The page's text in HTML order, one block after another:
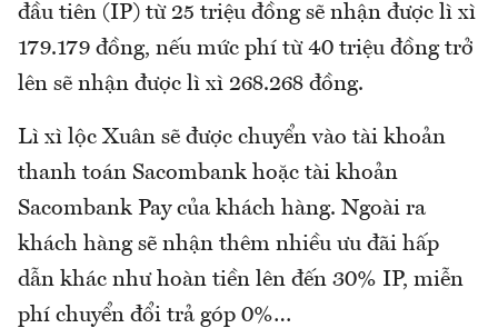
đầu tiên (IP) từ 25 triệu đồng sẽ nhận được lì xì
179.179 đồng, nếu mức phí từ 40 triệu đồng trở
lên sẽ nhận được lì xì 268.268 đồng.
Lì xì lộc Xuân sẽ được chuyển vào tài khoản
thanh toán Sacombank hoặc tài khoản
Sacombank Pay của khách hàng. Ngoài ra
khách hàng sẽ nhận thêm nhiều ưu đãi hấp
dẫn khác như hoàn tiền lên đến 30% IP, miễn
phí chuyển đổi trả góp 0%…